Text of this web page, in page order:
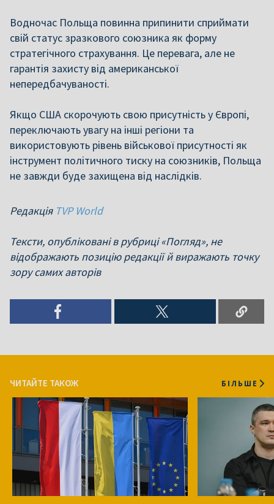
Водночас Польща повинна припинити сприймати
свій статус зразкового союзника як форму
стратегічного страхування. Це перевага, але не
гарантія захисту від американської
непередбачуваності.
Якщо США скорочують свою присутність у Європі,
переключають увагу на інші регіони та
використовують рівень військової присутності як
інструмент політичного тиску на союзників, Польща
не завжди буде захищена від наслідків.
Редакція TVP World
Тексти, опубліковані в рубриці «Погляд», не
відображають позицію редакції й виражають точку
зору самих авторів
ЧИТАЙТЕ ТАКОЖ БІЛЬШЕ